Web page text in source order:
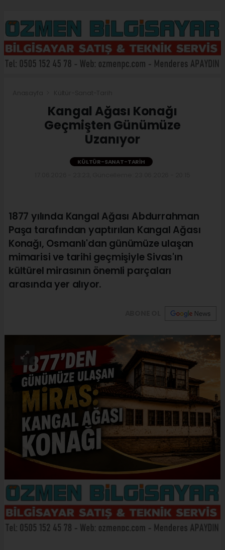
Kangal Ağası Konağı
Geçmişten Günümüze
Uzanıyor
KÜLTÜR-SANAT-TARIH
1877 yılında Kangal Ağası Abdurrahman
Paşa tarafından yaptırılan Kangal Ağası
Konağı, Osmanlı'dan günümüze ulaşan
mimarisi ve tarihi geçmişiyle Sivas'ın
kültürel mirasının önemli parçaları
arasında yer alıyor.